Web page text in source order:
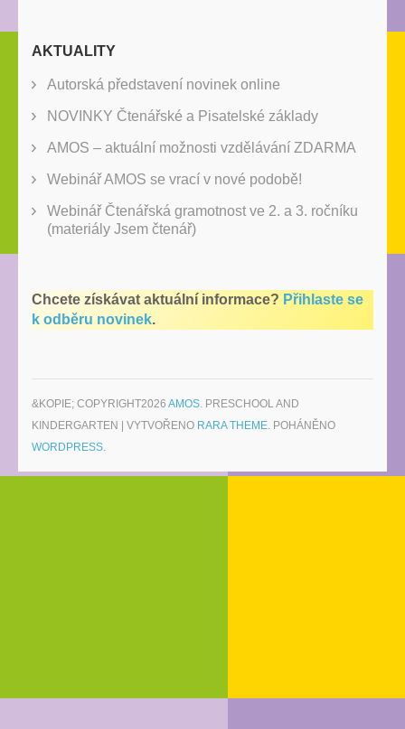
AKTUALITY
Autorská představení novinek online
NOVINKY Čtenářské a Pisatelské základy
AMOS – aktuální možnosti vzdělávání ZDARMA
Webinář AMOS se vrací v nové podobě!
Webinář Čtenářská gramotnost ve 2. a 3. ročníku
(materiály Jsem čtenář)
Chcete získávat aktuální informace? Přihlaste se
k odběru novinek.
&KOPIE; COPYRIGHT2026 AMOS. PRESCHOOL AND
KINDERGARTEN | VYTVOŘENO RARA THEME. POHÁNĚNO
WORDPRESS.